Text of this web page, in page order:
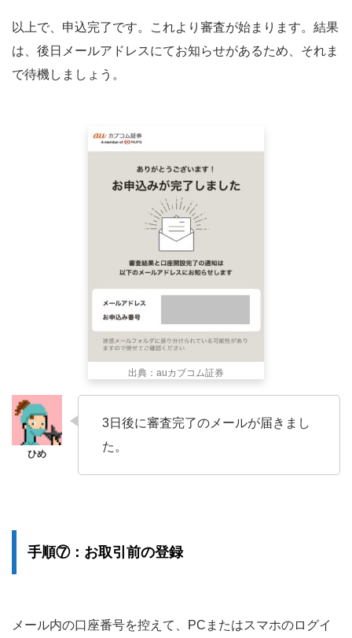
以上で、申込完了です。これより審査が始まります。結果
は、後日メールアドレスにてお知らせがあるため、それま
で待機しましょう。
出典：auカブコム証券
3日後に審査完了のメールが届きまし
た。
手順⑦：お取引前の登録
メール内の口座番号を控えて、PCまたはスマホのログイ